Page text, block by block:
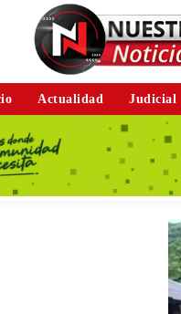
Actualidad Judicial